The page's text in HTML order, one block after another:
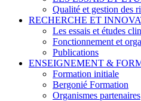
Qualité et gestion des
RECHERCHE ET
Les essais et études
Fonctionnement et
Publications
ENSEIGNEMENT &
Formation initiale
Bergonié Formation
Organismes partenaires